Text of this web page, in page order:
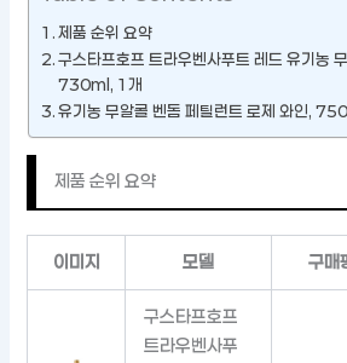
제품 순위 요약
구스타프호프 트라우벤사푸트 레드 유기농
730ml, 1개
유기농 무알콜 벤돔 페틸런트 로제 와인,
제품 순위 요약
이미지 모델 구매
구스타프호프
트라우벤사푸